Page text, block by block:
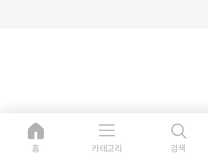
홈 카테고리 검색